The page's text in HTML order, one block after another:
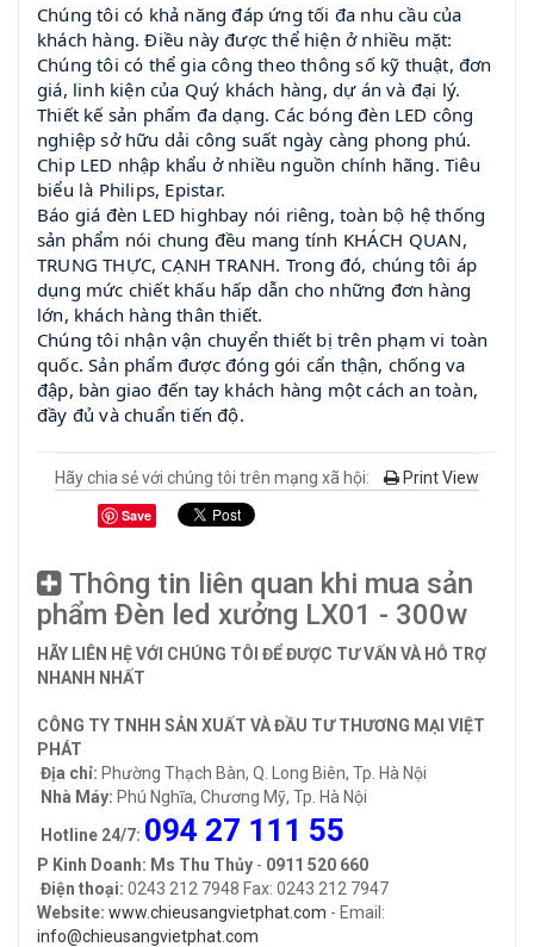
Chúng tôi có khả năng đáp ứng tối đa nhu cầu của
khách hàng. Điều này được thể hiện ở nhiều mặt:
Chúng tôi có thể gia công theo thông số kỹ thuật, đơn
giá, linh kiện của Quý khách hàng, dự án và đại lý.
Thiết kế sản phẩm đa dạng. Các bóng đèn LED công
nghiệp sở hữu dải công suất ngày càng phong phú.
Chip LED nhập khẩu ở nhiều nguồn chính hãng. Tiêu
biểu là Philips, Epistar.
Báo giá đèn LED highbay nói riêng, toàn bộ hệ thống
sản phẩm nói chung đều mang tính KHÁCH QUAN,
TRUNG THỰC, CẠNH TRANH. Trong đó, chúng tôi áp
dụng mức chiết khấu hấp dẫn cho những đơn hàng
lớn, khách hàng thân thiết.
Chúng tôi nhận vận chuyển thiết bị trên phạm vi toàn
quốc. Sản phẩm được đóng gói cẩn thận, chống va
đập, bàn giao đến tay khách hàng một cách an toàn,
đầy đủ và chuẩn tiến độ.
Print View
Hãy chia sẻ với chúng tôi trên mạng xã hội:
Save
Thông tin liên quan khi mua sản
phẩm Đèn led xưởng LX01 - 300w
HÃY LIÊN HỆ VỚI CHÚNG TÔI ĐỂ ĐƯỢC TƯ VẤN VÀ HỖ TRỢ
NHANH NHẤT
CÔNG TY TNHH SẢN XUẤT VÀ ĐẦU TƯ THƯƠNG MẠI VIỆT
PHÁT
Địa chỉ: Phường Thạch Bàn, Q. Long Biên, Tp. Hà Nội
Nhà Máy: Phú Nghĩa, Chương Mỹ, Tp. Hà Nội
Hotline 24/7: 094 27 111 55
P Kinh Doanh: Ms Thu Thủy - 0911 520 660
Điện thoại: 0243 212 7948 Fax: 0243 212 7947
Website: www.chieusangvietphat.com - Email:
info@chieusangvietphat.com